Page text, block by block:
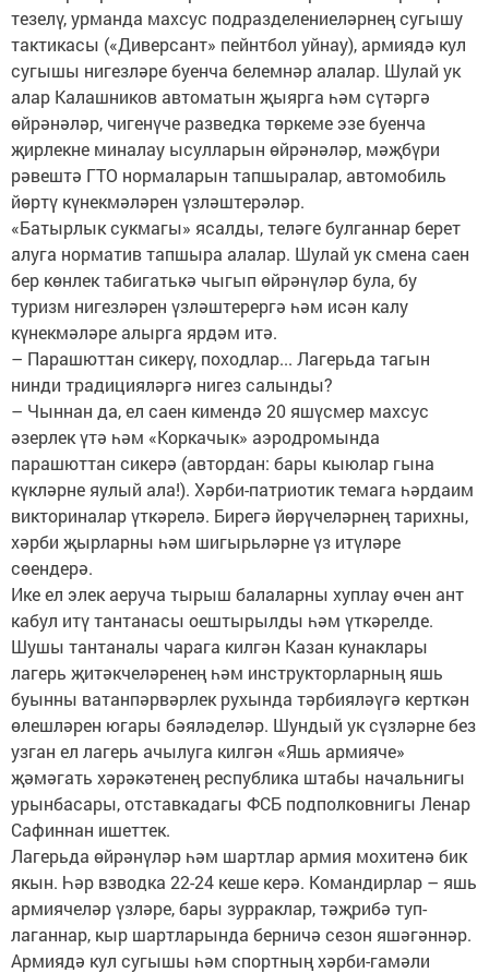
тезелү, урманда махсус подразделениеләрнең сугышу
тактикасы («Диверсант» пейнтбол уйнау), армиядә кул
сугышы нигезләре буенча белемнәр алалар. Шулай ук
алар Калашников автоматын җыярга һәм сүтәргә
өйрәнәләр, чигенүче разведка төркеме эзе буенча
җирлекне миналау ысулларын өйрәнәләр, мәҗбүри
рәвештә ГТО нормаларын тапшыралар, автомобиль
йөртү күнекмәләрен үзләштерәләр.
«Батырлык сукмагы» ясалды, теләге булганнар берет
алуга норматив тапшыра алалар. Шулай ук смена саен
бер көнлек табигатькә чыгып өйрәнүләр була, бу
туризм нигезләрен үзләштерергә һәм исән калу
күнекмәләре алырга ярдәм итә.
– Парашюттан сикерү, походлар... Лагерьда тагын
нинди традицияләргә нигез салынды?
– Чыннан да, ел саен ки­мен­дә 20 яшүсмер махсус
әзерлек үтә һәм «Коркачык» аэродромында
парашюттан сикерә (автордан: бары кыюлар гына
күкләрне яулый ала!). Хәрби-патриотик темага һәрдаим
викториналар үткәрелә. Бирегә йөрүчеләрнең тарихны,
хәр­би җырларны һәм шигырь­ләрне үз итүләре
сөендерә.
Ике ел элек аеруча тырыш балаларны хуплау өчен ант
кабул итү тантанасы оештырылды һәм үткәрелде.
Шушы тантаналы чарага килгән Казан кунаклары
лагерь җитәкчеләренең һәм инструкторларның яшь
буынны ватанпәрвәрлек ру­хында тәрбияләүгә керт­кән
өлешләрен югары бәяләделәр. Шундый ук сүзләрне без
узган ел лагерь ачылуга килгән «Яшь армия­че»
җәмәгать хәрәкәтенең республика штабы начальнигы
урынбасары, отставкадагы ФСБ подполковнигы Ленар
Сафиннан ишеттек.
Лагерьда өйрәнүләр һәм шартлар армия мохитенә бик
якын. Һәр взводка 22-24 кеше керә. Командирлар – яшь
армиячеләр үзләре, бары зурраклар, тәҗрибә туп­
лаганнар, кыр шартларында берничә сезон яшәгәннәр.
Армиядә кул сугышы һәм спортның хәрби-гамәли